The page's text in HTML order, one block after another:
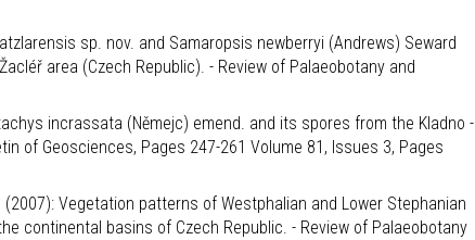
sp. nov. and Samaropsis newberryi (Andrews) Seward
area (Czech Republic). - Review of Palaeobotany and
incrassata (Němejc) emend. and its spores from the Kladno -
of Geosciences, Pages 247-261 Volume 81, Issues 3, Pages
(2007): Vegetation patterns of Westphalian and Lower Stephanian
continental basins of Czech Republic. - Review of Palaeobotany